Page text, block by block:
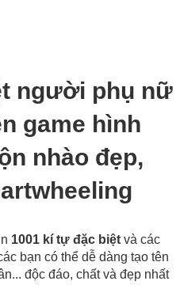
người phụ nữ
game hình
nhào đẹp,
1001 kí tự đặc biệt và các
bạn có thể dễ dàng tạo tên
độc đáo, chất và đẹp nhất